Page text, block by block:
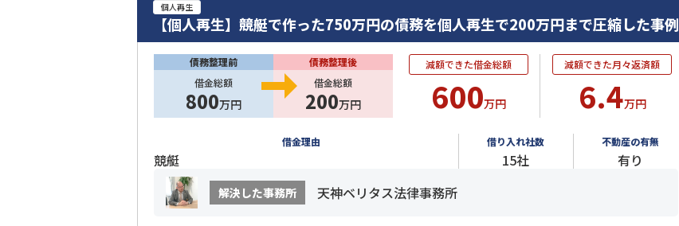
個人再生
【個人再生】競艇で作った750万円の債務を個人再生で200万円まで圧縮した事例
債務整理前
借金総額
800万円
債務整理後
借金総額
200万円
減額できた借金総額
600万円
減額できた月々返済額
6.4万円
借金理由
競艇
借り入れ社数
15社
不動産の有無
有り
解決した事務所 天神ベリタス法律事務所